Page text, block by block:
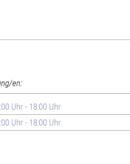
en:
Uhr - 18:00 Uhr
Uhr - 18:00 Uhr